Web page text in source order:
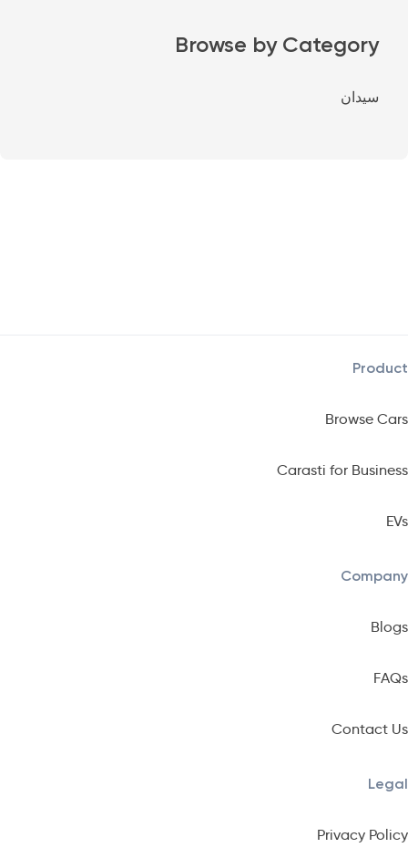
Browse by Category
سيدان
Product
Browse Cars
Carasti for Business
EVs
Company
Blogs
FAQs
Contact Us
Legal
Privacy Policy